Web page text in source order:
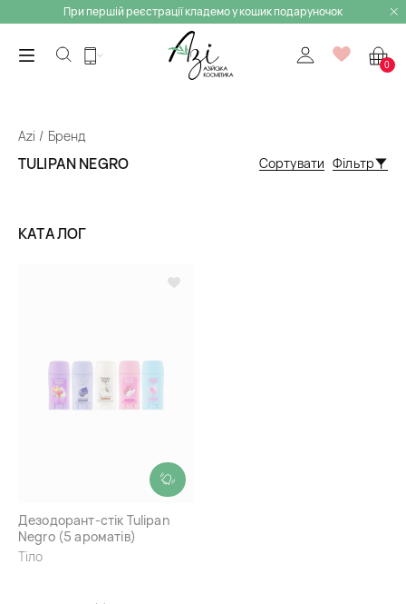
При першій реєстрації кладемо у кошик подаруночок
0
Azi Бренд
TULIPAN NEGRO Сортувати Фільтр
КАТАЛОГ
Дезодорант-стік Tulipan
Negro (5 ароматів)
Тіло